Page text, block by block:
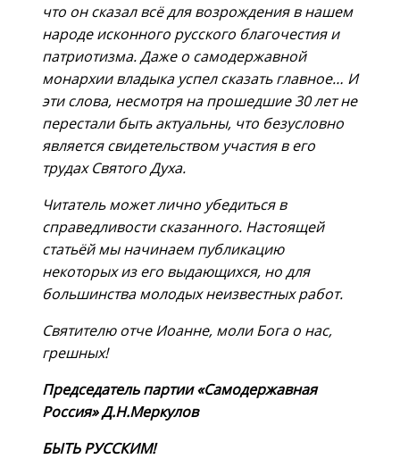
что он сказал всё для возрождения в нашем
народе исконного русского благочестия и
патриотизма. Даже о самодержавной
монархии владыка успел сказать главное… И
эти слова, несмотря на прошедшие 30 лет не
перестали быть актуальны, что безусловно
является свидетельством участия в его
трудах Святого Духа.
Читатель может лично убедиться в
справедливости сказанного. Настоящей
статьёй мы начинаем публикацию
некоторых из его выдающихся, но для
большинства молодых неизвестных работ.
Святителю отче Иоанне, моли Бога о нас,
грешных!
Председатель партии «Самодержавная
Россия» Д.Н.Меркулов
БЫТЬ РУССКИМ!